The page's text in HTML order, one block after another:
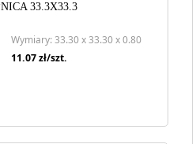
33.3X33.3
Wymiary: 33.30 x 33.30 x 0.80
11.07zł/szt.